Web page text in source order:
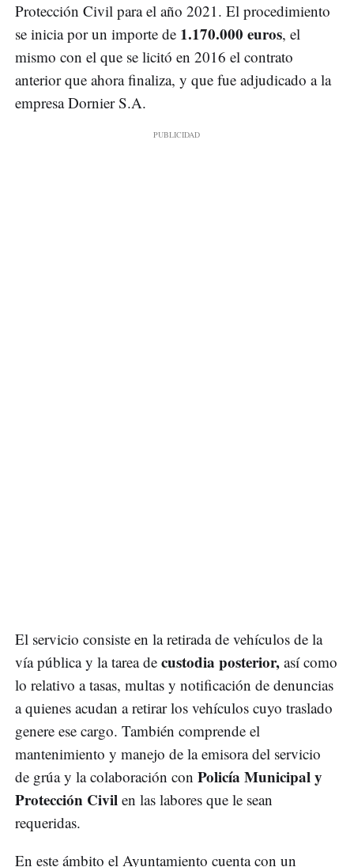
Protección Civil para el año 2021. El procedimiento
se inicia por un importe de 1.170.000 euros, el
mismo con el que se licitó en 2016 el contrato
anterior que ahora finaliza, y que fue adjudicado a la
empresa Dornier S.A.
El servicio consiste en la retirada de vehículos de la
vía pública y la tarea de custodia posterior, así como
lo relativo a tasas, multas y notificación de denuncias
a quienes acudan a retirar los vehículos cuyo traslado
genere ese cargo. También comprende el
mantenimiento y manejo de la emisora del servicio
de grúa y la colaboración con Policía Municipal y
Protección Civil en las labores que le sean
requeridas.
En este ámbito el Ayuntamiento cuenta con un